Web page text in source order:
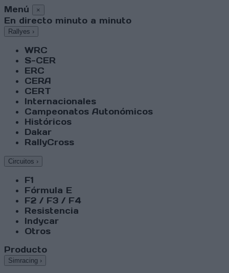
Menú ×
En directo minuto a minuto
Rallyes ›
WRC
S-CER
ERC
CERA
CERT
Internacionales
Campeonatos Autonómicos
Históricos
Dakar
RallyCross
Circuitos ›
F1
Fórmula E
F2 / F3 / F4
Resistencia
Indycar
Otros
Producto
Simracing ›